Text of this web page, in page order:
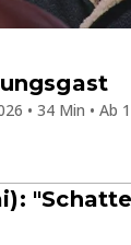
• 34 Min • Ab